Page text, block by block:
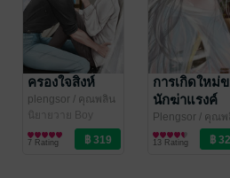
ครองใจสิงห์
plengsor / คุณพลิน
/ plengsor
นิยายวาย Boy
Love / Yaoi
7 Rating
การเกิดใหม่
นักฆ่าแรงค์
เอส(S)
Plengsor / คุณพ
/ plengsor
นิยายวาย Boy
Love / Yaoi
13 Rating